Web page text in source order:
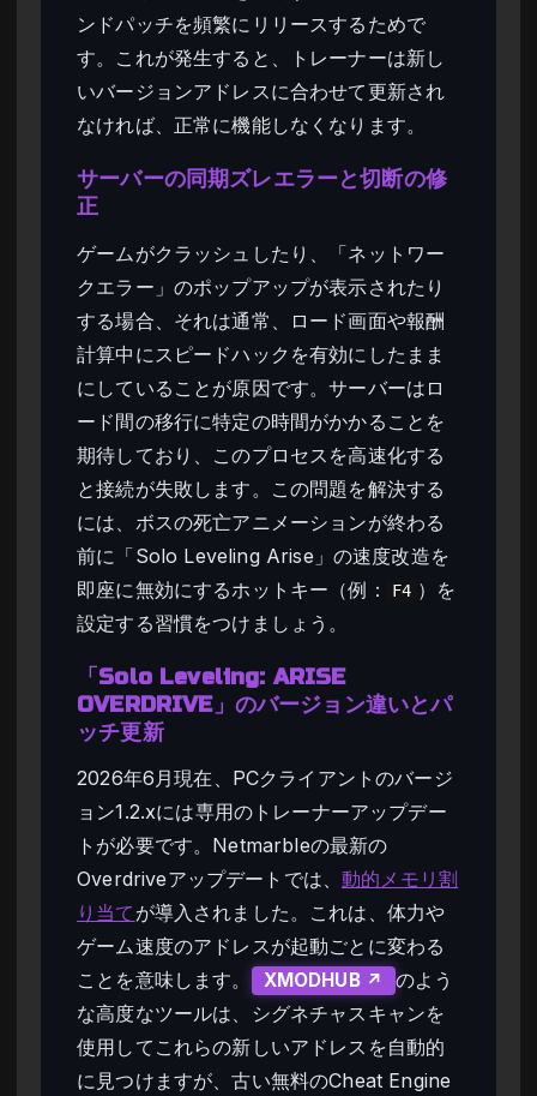
ンドパッチを頻繁にリリースするためで
す。これが発生すると、トレーナーは新し
いバージョンアドレスに合わせて更新され
なければ、正常に機能しなくなります。
サーバーの同期ズレエラーと切断の修
正
ゲームがクラッシュしたり、「ネットワー
クエラー」のポップアップが表示されたり
する場合、それは通常、ロード画面や報酬
計算中にスピードハックを有効にしたまま
にしていることが原因です。サーバーはロ
ード間の移行に特定の時間がかかることを
期待しており、このプロセスを高速化する
と接続が失敗します。この問題を解決する
には、ボスの死亡アニメーションが終わる
前に「Solo Leveling Arise」の速度改造を
即座に無効にするホットキー（例：
F4 ）を
設定する習慣をつけましょう。
「Solo Leveling: ARISE
OVERDRIVE」のバージョン違いとパ
ッチ更新
2026年6月現在、PCクライアントのバージ
ョン1.2.xには専用のトレーナーアップデー
トが必要です。Netmarbleの最新の
Overdriveアップデートでは、動的メモリ割
り当て が導入されました。これは、体力や
ゲーム速度のアドレスが起動ごとに変わる
ことを意味します。
XMODHUB ↗
のよう
な高度なツールは、シグネチャスキャンを
使用してこれらの新しいアドレスを自動的
に見つけますが、古い無料のCheat Engine